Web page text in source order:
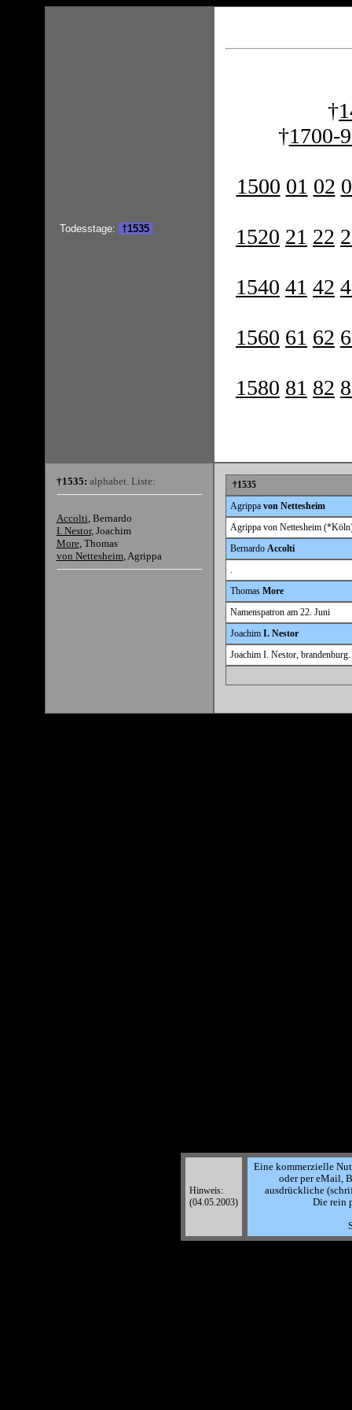
Todesstage: †1535
†
†1700-
1500 01 02
1520 21 22
1540 41 42
1560 61 62
1580 81 82
†1535: alphabet. Liste:
Accolti, Bernardo
I. Nestor, Joachim
More, Thomas
von Nettesheim, Agrippa
†1535
Agrippa von Nettesheim
Agrippa von Nettesheim
Bernardo Accolti
.
Thomas More
Namenspatron am 22. Juni
Joachim I. Nestor
Joachim I. Nestor,
Hinweis:
(04.05.2003)
Eine kommerzielle
oder per eMail,
ausdrückliche
Die rein